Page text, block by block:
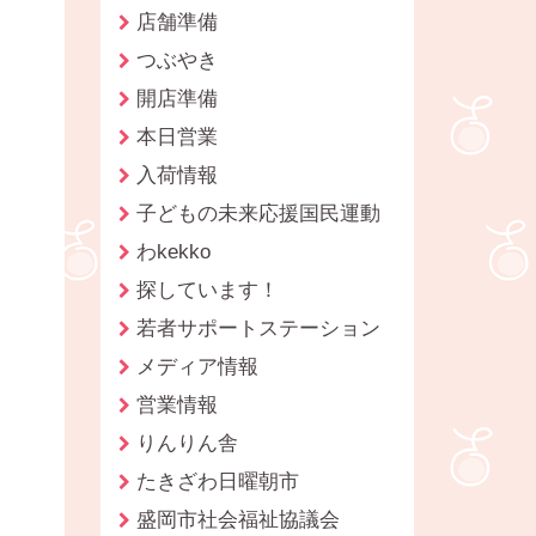
店舗準備
つぶやき
開店準備
本日営業
入荷情報
子どもの未来応援国民運動
わkekko
探しています！
若者サポートステーション
メディア情報
営業情報
りんりん舎
たきざわ日曜朝市
盛岡市社会福祉協議会